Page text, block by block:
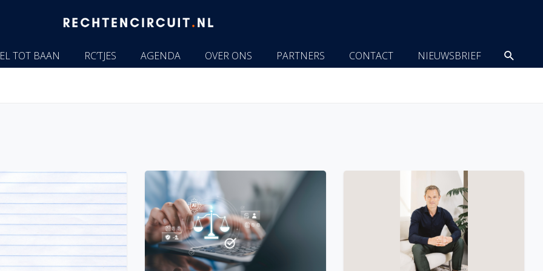
TOT BAAN RC’TJES AGENDA OVER ONS PARTNERS CONTACT NIEUWSBRIEF